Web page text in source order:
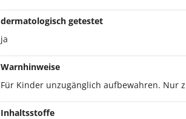
dermatologisch getestet
ja
Warnhinweise
Für Kinder unzugänglich aufbewahren. Nur
Inhaltsstoffe